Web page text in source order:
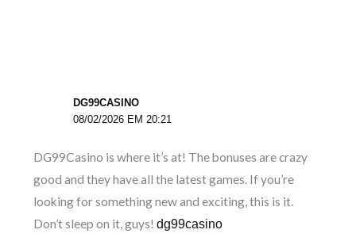
DG99CASINO
08/02/2026 EM 20:21
DG99Casino is where it’s at! The bonuses are crazy
good and they have all the latest games. If you’re
looking for something new and exciting, this is it.
Don’t sleep on it, guys! dg99casino